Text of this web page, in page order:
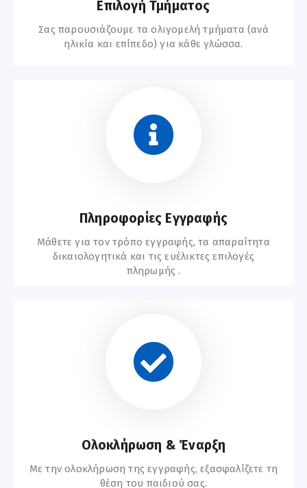
Επιλογή Τμήματος
Σας παρουσιάζουμε τα ολιγομελή τμήματα (ανά
ηλικία και επίπεδο) για κάθε γλώσσα.
Πληροφορίες Εγγραφής
Μάθετε για τον τρόπο εγγραφής, τα απαραίτητα
δικαιολογητικά και τις ευέλικτες επιλογές
πληρωμής .
Ολοκλήρωση & Έναρξη
Με την ολοκλήρωση της εγγραφής, εξασφαλίζετε τη
θέση του παιδιού σας.